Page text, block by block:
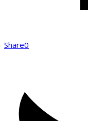
Share0